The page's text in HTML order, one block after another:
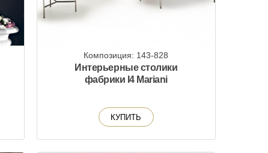
Композиция: 143-828
Интерьерные столики
фабрики I4 Mariani
КУПИТЬ